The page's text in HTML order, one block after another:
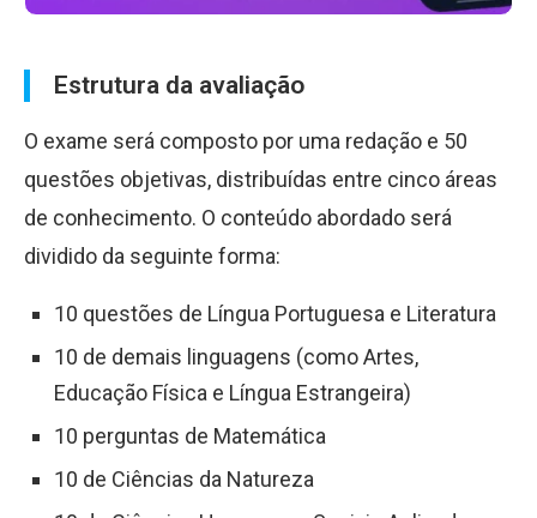
Estrutura da avaliação
O exame será composto por uma redação e 50
questões objetivas, distribuídas entre cinco áreas
de conhecimento. O conteúdo abordado será
dividido da seguinte forma:
10 questões de Língua Portuguesa e Literatura
10 de demais linguagens (como Artes,
Educação Física e Língua Estrangeira)
10 perguntas de Matemática
10 de Ciências da Natureza